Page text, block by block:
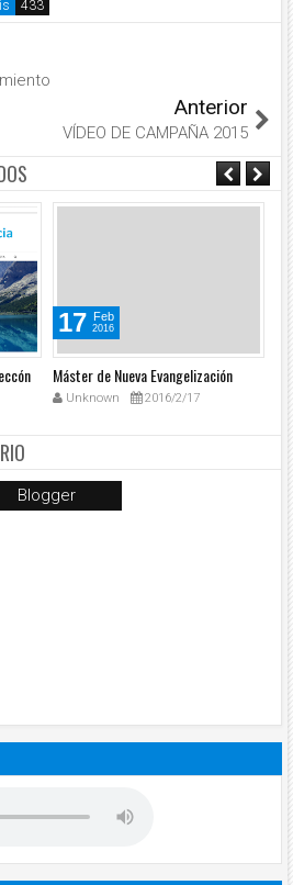
Anterior
VÍDEO DE CAMPAÑA 2015
17 Feb
2016
Máster de Nueva Evangelización
Unknown 2016/2/17
Blogger